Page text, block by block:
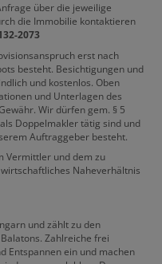
über die jeweilige
die Immobilie kontaktieren
2073
erst nach
besteht. Besichtigungen und
und kostenlos. Oben
und Unterlagen des
Wir dürfen gem. § 5
Doppelmakler tätig sind und
Auftraggeber besteht.
Vermittler und dem zu
Naheverhältnis
und zählt zu den
Zahlreiche frei
Entspannen ein und machen